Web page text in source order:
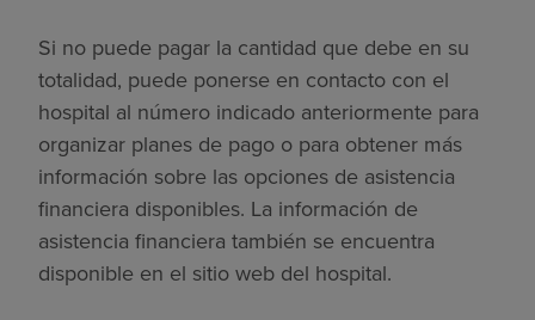
Si no puede pagar la cantidad que debe en su
totalidad, puede ponerse en contacto con el
hospital al número indicado anteriormente para
organizar planes de pago o para obtener más
información sobre las opciones de asistencia
financiera disponibles. La información de
asistencia financiera también se encuentra
disponible en el sitio web del hospital.